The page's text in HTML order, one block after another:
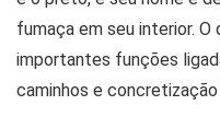
fumaça em seu interior.
importantes funções
caminhos e